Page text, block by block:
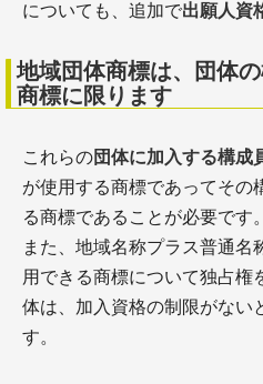
についても、追加で出願人資
地域団体商標は、団体
商標に限ります
これらの団体に加入する構成
が使用する商標であってその
る商標であることが必要です。
また、地域名称プラス普通名
用できる商標について独占権
体は、加入資格の制限がない
す。